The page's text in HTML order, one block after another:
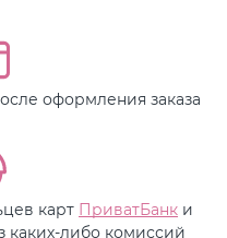
оформления заказа
карт ПриватБанк и
каких-либо комиссий